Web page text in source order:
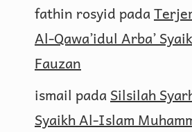
fathin rosyid pada
Al-Qawa’idul Arba’
Fauzan
ismail padaSilsilah
Syaikh Al-Islam